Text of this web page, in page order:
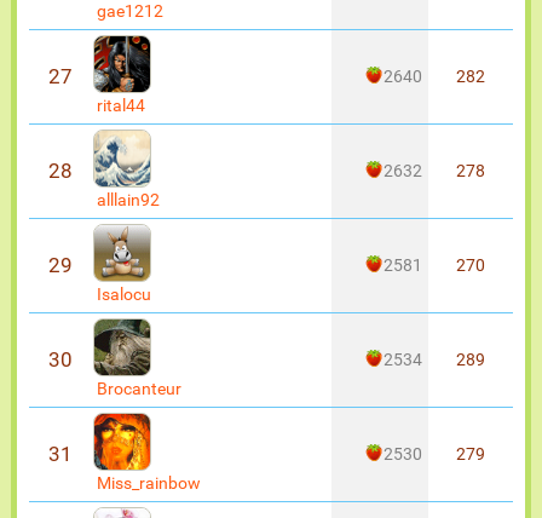
gae1212
27
rital44
2640 282
28
alllain92
2632 278
29
Isalocu
2581 270
30
Brocanteur
2534 289
31
Miss_rainbow
2530 279